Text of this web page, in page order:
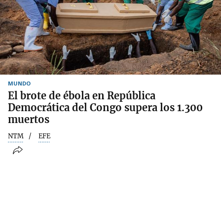
MUNDO
El brote de ébola en República
Democrática del Congo supera los 1.300
muertos
NTM EFE